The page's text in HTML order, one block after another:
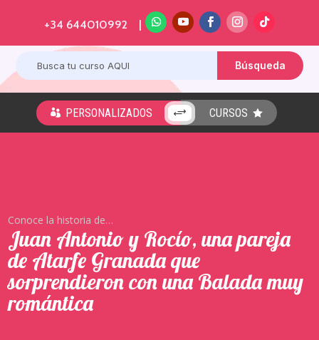
+34 644010992 |
 PERSONALIZADOS + CURSOS 
Conoce la historia de…
Juan Antonio y Rocío, una pareja
de Atarfe Granada que
sorprendieron con una Balada muy
romántica